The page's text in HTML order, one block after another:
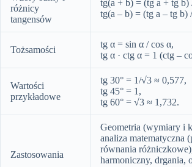
różnicy
tangensów
tg(a + b) = (tg a + tg b)
tg(a – b) = (tg a – tg b)
Tożsamości
tg α = sin α / cos α,
tg α · ctg α = 1 (ctg –
Wartości
przykładowe
tg 30° = 1/√3 ≈ 0,577,
tg 45° = 1,
tg 60° = √3 ≈ 1,732.
Zastosowania
Geometria (wymiary i
analiza matematyczna
równania
harmoniczny, drgania,